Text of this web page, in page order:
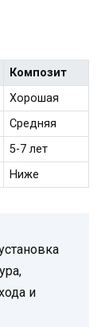
Композит
Хорошая
Средняя
5-7 лет
Ниже
и